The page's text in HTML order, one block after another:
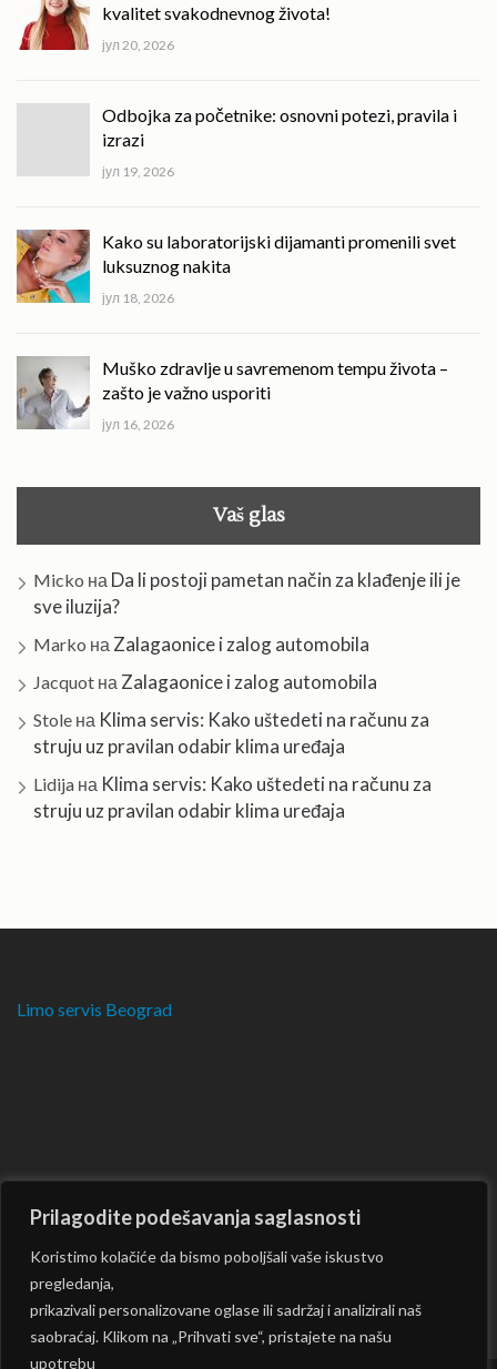
Prilagodite podešavanja saglasnosti
Koristimo kolačiće da bismo poboljšali vaše iskustvo
pregledanja,
prikazivali personalizovane oglase ili sadržaj i analizirali naš
saobraćaj. Klikom na „Prihvati sve“, pristajete na našu
upotrebu
kvalitet svakodnevnog života!
јул 20, 2026
Odbojka za početnike: osnovni potezi, pravila i
izrazi
јул 19, 2026
Kako su laboratorijski dijamanti promenili svet
luksuznog nakita
јул 18, 2026
Muško zdravlje u savremenom tempu života –
zašto je važno usporiti
јул 16, 2026
Vaš glas
Micko на Da li postoji pametan način za klađenje ili je
sve iluzija?
Marko на Zalagaonice i zalog automobila
Jacquot на Zalagaonice i zalog automobila
Stole на Klima servis: Kako uštedeti na računu za
struju uz pravilan odabir klima uređaja
Lidija на Klima servis: Kako uštedeti na računu za
struju uz pravilan odabir klima uređaja
Limo servis Beograd